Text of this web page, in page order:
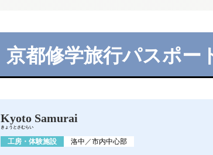
京都修学旅行パスポー
Kyoto Samurai
きょうとさむらい
工房・体験施設 洛中 ／市内中心部